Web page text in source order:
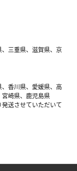
三重県、滋賀県、京
香川県、愛媛県、高
崎県、鹿児島県
送させていただいて